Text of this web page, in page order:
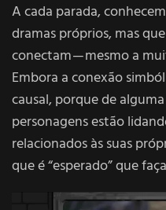
A cada parada,
dramas próprios, mas
conectam — mesmo a
Embora a conexão
causal, porque de
personagens estão
relacionados às suas
que é “esperado” que